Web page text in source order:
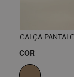
CALÇA
COR